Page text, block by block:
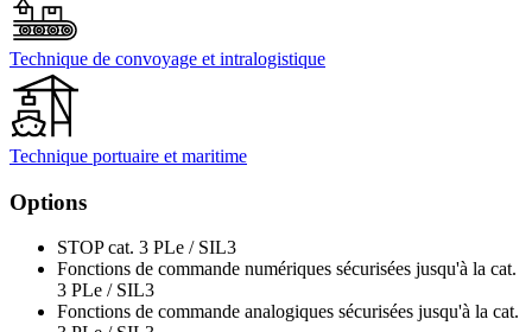
Technique de convoyage et intralogistique
Technique portuaire et maritime
Options
STOP cat. 3 PLe / SIL3
Fonctions de commande numériques sécurisées jusqu'à la cat.
3 PLe / SIL3
Fonctions de commande analogiques sécurisées jusqu'à la cat.